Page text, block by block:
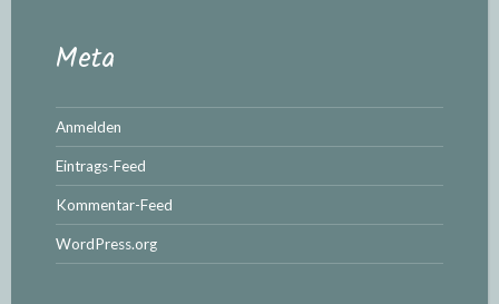
Meta
Anmelden
Eintrags-Feed
Kommentar-Feed
WordPress.org